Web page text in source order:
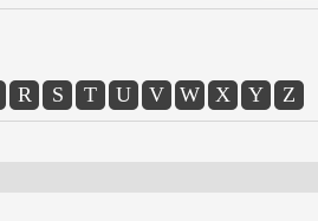
R S T U V W X Y Z